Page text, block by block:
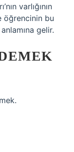
varlığının
öğrencinin bu
gelir.